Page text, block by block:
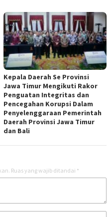
Kepala Daerah Se Provinsi
Jawa Timur Mengikuti Rakor
Penguatan Integritas dan
Pencegahan Korupsi Dalam
Penyelenggaraan Pemerintah
Daerah Provinsi Jawa Timur
dan Bali
Ruas yang wajib ditandai *